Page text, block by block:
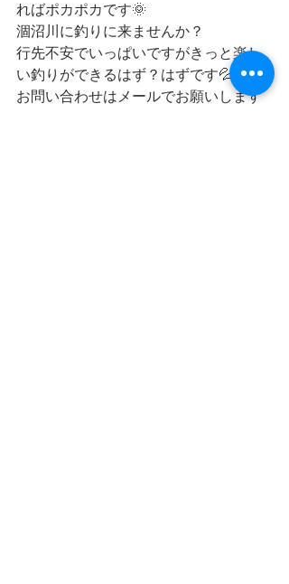
ればポカポカです🌞
涸沼川に釣りに来ませんか？
行先不安でいっぱいですがきっと楽し
い釣りができるはず？はずです💦
お問い合わせはメールでお願いします